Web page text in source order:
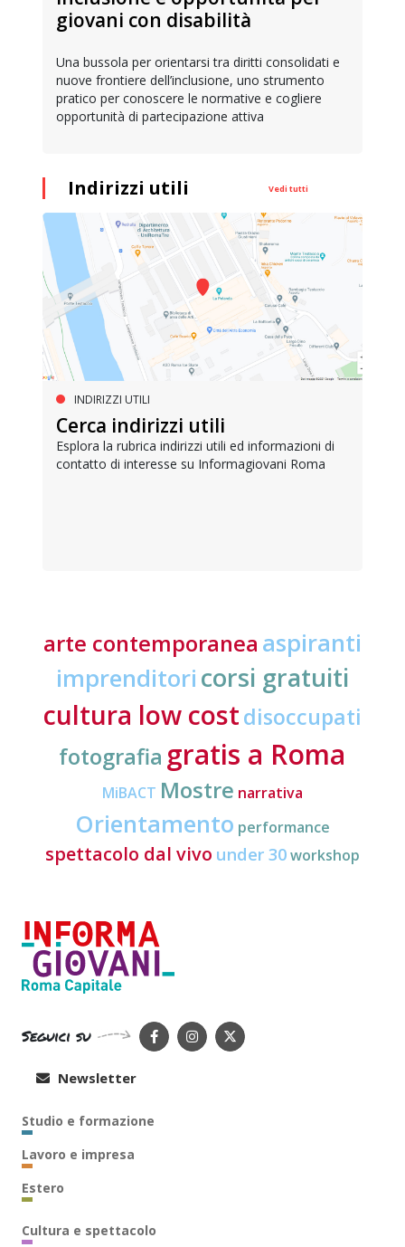
giovani con disabilità
Una bussola per orientarsi tra diritti consolidati e
nuove frontiere dell’inclusione, uno strumento
pratico per conoscere le normative e cogliere
opportunità di partecipazione attiva
Indirizzi utili Vedi tutti
INDIRIZZI UTILI
Cerca indirizzi utili
Esplora la rubrica indirizzi utili ed informazioni di
contatto di interesse su Informagiovani Roma
arte contemporanea aspiranti
imprenditori corsi gratuiti
cultura low costdisoccupati
fotografia gratis a Roma
MiBACT Mostre narrativa
Orientamento performance
spettacolo dal vivo under 30workshop
Seguici su
Newsletter
Studio e formazione
Lavoro e impresa
Estero
Cultura e spettacolo